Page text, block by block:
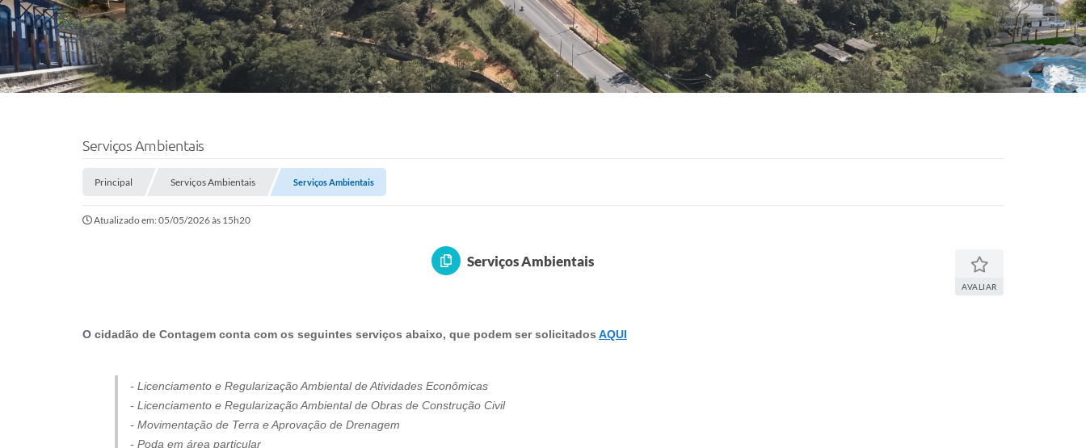
Serviços Ambientais
Principal Serviços Ambientais Serviços Ambientais
Atualizado em: 05/05/2026 às 15h20
Serviços Ambientais
AVALIAR
O cidadão de Contagem conta com os seguintes serviços abaixo, que podem ser solicitados AQUI
- Licenciamento e Regularização Ambiental de Atividades Econômicas
- ⁠Licenciamento e Regularização Ambiental de Obras de Construção Civil
- ⁠Movimentação de Terra e Aprovação de Drenagem
- ⁠Poda em área particular